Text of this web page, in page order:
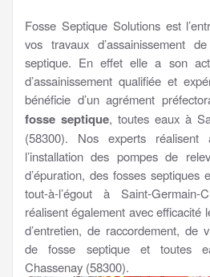
Fosse Septique Solutions est
vos travaux d’assainissement
septique. En effet elle a son
d’assainissement qualifiée et
bénéficie d’un agrément
fosse septique, toutes eaux à
(58300). Nos experts réalisent
l’installation des pompes de
d’épuration, des fosses septiques
tout-à-l’égout à Saint-Germain-
réalisent également avec efficacité
d’entretien, de raccordement, de
de fosse septique et toutes
Chassenay (58300).